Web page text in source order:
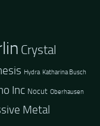
Crystal
Hydra Katharina Busch
Inc Nocut Oberhausen
Metal